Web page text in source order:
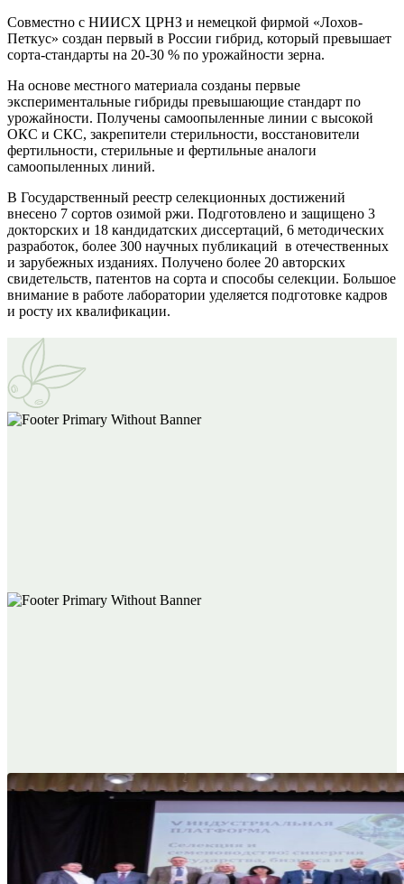
Совместно с НИИСХ ЦРНЗ и немецкой фирмой «Лохов-
Петкус» создан первый в России гибрид, который превышает
сорта-стандарты на 20-30 % по урожайности зерна.
На основе местного материала созданы первые
экспериментальные гибриды превышающие стандарт по
урожайности. Получены самоопыленные линии с высокой
ОКС и СКС, закрепители стерильности, восстановители
фертильности, стерильные и фертильные аналоги
самоопыленных линий.
В Государственный реестр селекционных достижений
внесено 7 сортов озимой ржи. Подготовлено и защищено 3
докторских и 18 кандидатских диссертаций, 6 методических
разработок, более 300 научных публикаций в отечественных
и зарубежных изданиях. Получено более 20 авторских
свидетельств, патентов на сорта и способы селекции. Большое
внимание в работе лаборатории уделяется подготовке кадров
и росту их квалификации.